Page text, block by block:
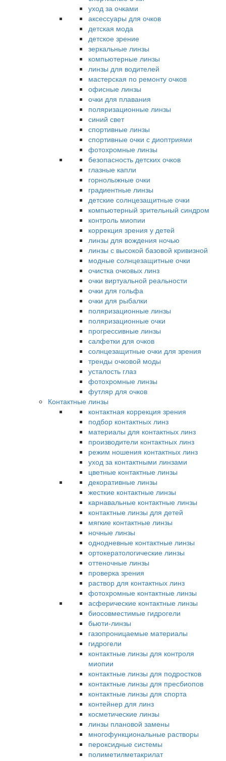
уход за очками
аксессуары для очков
детская мода
детское зрение
зеркальные линзы
компьютерные линзы
линзы для водителей
мастерская по ремонту очков
офисные линзы
очки для плавания
поляризационные линзы
синий свет
спортивные линзы
спортивные очки с диоптриями
фотохромные линзы
безопасность детских очков
глазные капли
горнолыжные очки
градиентные линзы
детские солнцезащитные очки
компьютерный зрительный синдром
контроль миопии
коррекция зрения у детей
линзы для вождения ночью
линзы с высокой базовой кривизной
модные солнцезащитные очки
очистка очковых линз
очки виртуальной реальности
очки для гольфа
очки для рыбалки
поляризационные линзы
поляризационные очки
прогрессивные линзы
салфетки для очков
солнцезащитные очки для зрения
тренды очковой моды
усталость глаз
фотохромные линзы
футляр для очков
Контактные линзы
контактная коррекция зрения
подбор контактных линз
материалы для контактных линз
производители контактных линз
режим ношения контактных линз
уход за контактными линзами
цветные контактные линзы
декоративные линзы
жесткие контактные линзы
карнавальные контактные линзы
контактные линзы для детей
мягкие контактные линзы
ночные линзы
однодневные контактные линзы
ортокератологические линзы
оттеночные линзы
проверка зрения
раствор для контактных линз
фотохромные контактные линзы
асферические контактные линзы
биосовместимые гидрогели
бьюти-линзы
газопроницаемые материалы
гидрогели
контактные линзы для контроля
миопии
контактные линзы для подростков
контактные линзы для пресбиопов
контактные линзы для спорта
контейнер для линз
косметические линзы
линзы плановой замены
многофункциональные растворы
пероксидные системы
полиметилметакрилат